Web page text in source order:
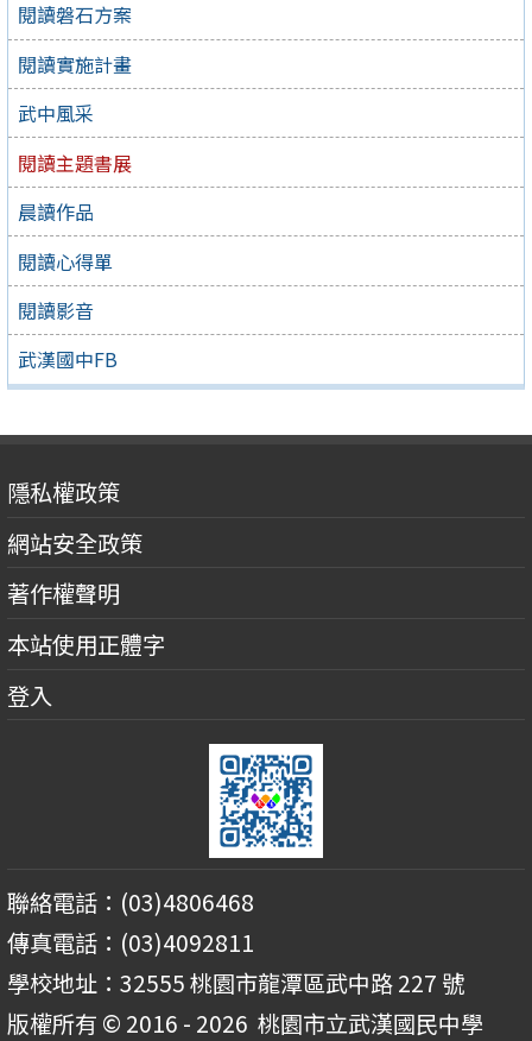
閱讀磐石方案
閱讀實施計畫
武中風采
閱讀主題書展
晨讀作品
閱讀心得單
閱讀影音
武漢國中FB
隱私權政策
網站安全政策
著作權聲明
本站使用正體字
登入
聯絡電話：(03)4806468
傳真電話：(03)4092811
學校地址：32555 桃園市龍潭區武中路 227 號
版權所有 © 2016 - 2026 桃園市立武漢國民中學